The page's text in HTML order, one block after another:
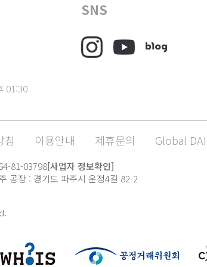
01:30
SNS
침 이용안내 제휴문의 Global
81-03798[사업자 정보확인]
공장 : 경기도 파주시 운정4길 82-2